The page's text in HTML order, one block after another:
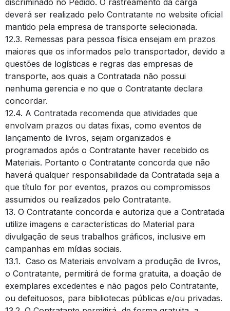
discriminado no Pedido. O rastreamento da carga
deverá ser realizado pelo Contratante no website oficial
mantido pela empresa de transporte selecionada.
12.3. Remessas para pessoa física ensejam em prazos
maiores que os informados pelo transportador, devido a
questões de logísticas e regras das empresas de
transporte, aos quais a Contratada não possui
nenhuma gerencia e no que o Contratante declara
concordar.
12.4. A Contratada recomenda que atividades que
envolvam prazos ou datas fixas, como eventos de
lançamento de livros, sejam organizados e
programados após o Contratante haver recebido os
Materiais. Portanto o Contratante concorda que não
haverá qualquer responsabilidade da Contratada seja a
que título for por eventos, prazos ou compromissos
assumidos ou realizados pelo Contratante.
13. O Contratante concorda e autoriza que a Contratada
utilize imagens e características do Material para
divulgação de seus trabalhos gráficos, inclusive em
campanhas em mídias sociais.
13.1. Caso os Materiais envolvam a produção de livros,
o Contratante, permitirá de forma gratuita, a doação de
exemplares excedentes e não pagos pelo Contratante,
ou defeituosos, para bibliotecas públicas e/ou privadas.